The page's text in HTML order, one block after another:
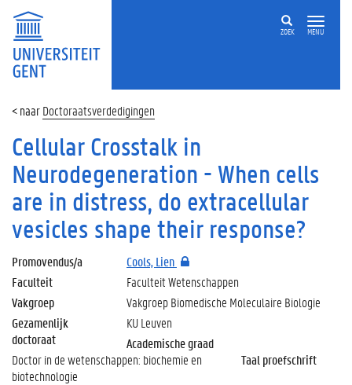
ZOEK MENU
Doctoraatsverdedigingen
Cellular Crosstalk in
Neurodegeneration - When cells
are in distress, do extracellular
vesicles shape their response?
Promovendus/a
Cools, Lien
Faculteit
Faculteit Wetenschappen
Vakgroep
Vakgroep Biomedische Moleculaire Biologie
Gezamenlijk
doctoraat
KU Leuven
Academische graad
Doctor in de wetenschappen: biochemie en
biotechnologie
Taal proefschrift